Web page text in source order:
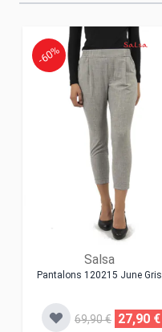
Salsa
Pantalons 120215 June Gris
-60%
69,90 € 27,90 €